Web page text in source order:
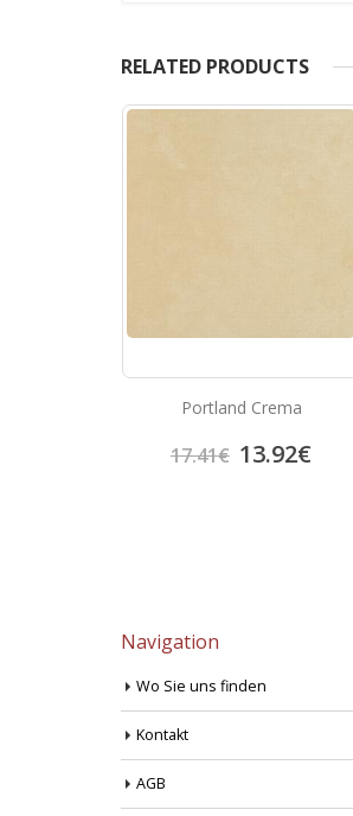
RELATED PRODUCTS
Portland Crema
17.41€ 13.92€
Navigation
Wo Sie uns finden
Kontakt
AGB